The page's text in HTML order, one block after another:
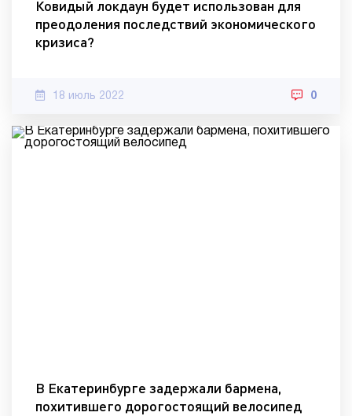
Ковидый локдаун будет использован для
преодоления последствий экономического
кризиса?
18 июль 2022 0
В Екатеринбурге задержали бармена,
похитившего дорогостоящий велосипед